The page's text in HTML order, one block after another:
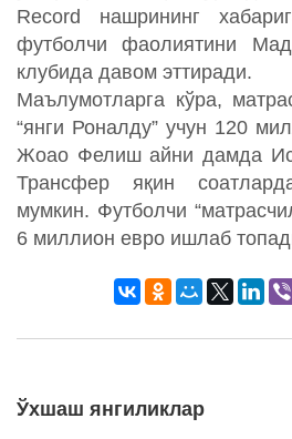
Record нашрининг
футболчи фаолиятини
клубида давом эттиради.
Маълумотларга кўра,
“янги Роналду” учун 120
Жоао Фелиш айни дамда
Трансфер яқин
мумкин. Футболчи
6 миллион евро ишлаб
Ўхшаш янгиликлар